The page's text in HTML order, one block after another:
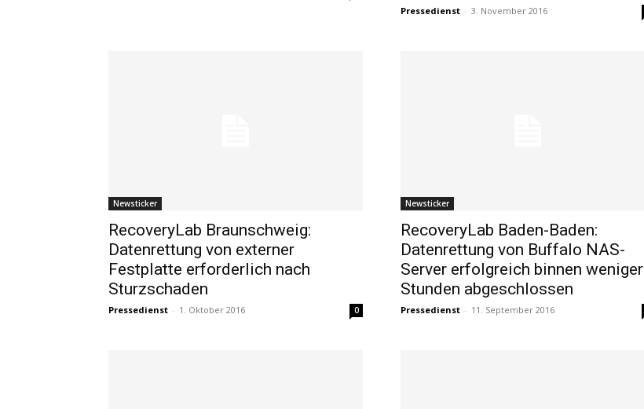
Pressedienst - 3. November 2016
Newsticker
RecoveryLab Braunschweig:
Datenrettung von externer
Festplatte erforderlich nach
Sturzschaden
Pressedienst - 1. Oktober 2016 0
Newsticker
RecoveryLab Baden-Baden:
Datenrettung von Buffalo NAS-
Server erfolgreich binnen weniger
Stunden abgeschlossen
Pressedienst - 11. September 2016